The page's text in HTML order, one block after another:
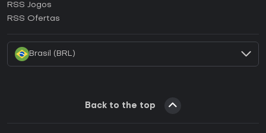
Como ativar uma CD Key EA App?
RSS Jogos
RSS Ofertas
Brasil (BRL)
Back to the top